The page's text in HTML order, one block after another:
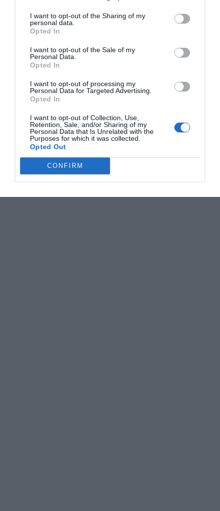
I want to opt-out of the Sharing of my
personal data.
Opted In
I want to opt-out of the Sale of my
Personal Data.
Opted In
I want to opt-out of processing my
Personal Data for Targeted Advertising.
Opted In
I want to opt-out of Collection, Use,
Retention, Sale, and/or Sharing of my
Personal Data that Is Unrelated with the
Purposes for which it was collected.
Opted Out
CONFIRM